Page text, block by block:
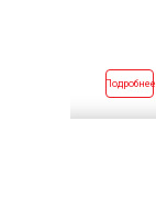
Подробнее